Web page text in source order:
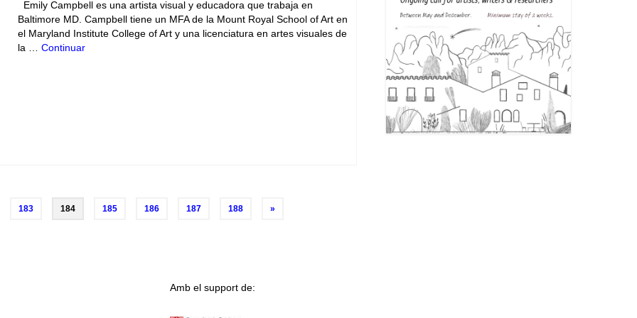
Emily Campbell es una artista visual y educadora que trabaja en
Baltimore MD. Campbell tiene un MFA de la Mount Royal School of Art en
el Maryland Institute College of Art y una licenciatura en artes visuales de
la … Continuar
183 184 185 186 187 188 »
Amb el support de: